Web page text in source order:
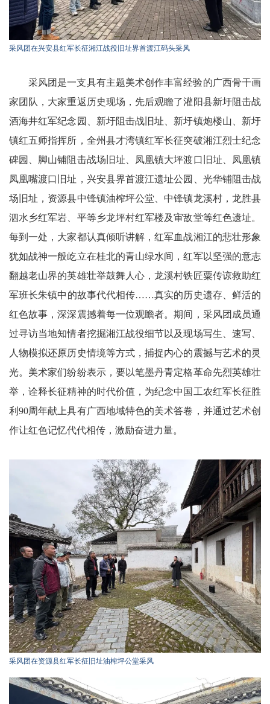
采风团在兴安县红军长征湘江战役旧址界首渡江码头采风
采风团是一支具有主题美术创作丰富经验的广西骨干画
家团队，大家重返历史现场，先后观瞻了灌阳县新圩阻击战
酒海井红军纪念园、新圩阻击战旧址、新圩镇炮楼山、新圩
镇红五师指挥所，全州县才湾镇红军长征突破湘江烈士纪念
碑园、脚山铺阻击战场旧址、凤凰镇大坪渡口旧址、凤凰镇
凤凰嘴渡口旧址，兴安县界首渡江遗址公园、光华铺阻击战
场旧址，资源县中锋镇油榨坪公堂、中锋镇龙溪村，龙胜县
泗水乡红军岩、平等乡龙坪村红军楼及审敌堂等红色遗址。
每到一处，大家都认真倾听讲解，红军血战湘江的悲壮形象
犹如战神一般屹立在桂北的青山绿水间，红军以坚强的意志
翻越老山界的英雄壮举鼓舞人心，龙溪村铁匠粟传谅救助红
军班长朱镇中的故事代代相传……真实的历史遗存、鲜活的
红色故事，深深震撼着每一位观瞻者。期间，采风团成员通
过寻访当地知情者挖掘湘江战役细节以及现场写生、速写、
人物模拟还原历史情境等方式，捕捉内心的震撼与艺术的灵
光。美术家们纷纷表示，要以笔墨丹青定格革命先烈英雄壮
举，诠释长征精神的时代价值，为纪念中国工农红军长征胜
利90周年献上具有广西地域特色的美术答卷，并通过艺术创
作让红色记忆代代相传，激励奋进力量。
采风团在资源县红军长征旧址油榨坪公堂采风